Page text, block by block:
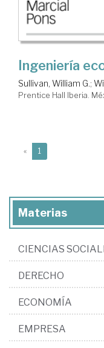
Ingeniería
Sullivan, William G.;
Prentice Hall Iberia.
« 1
Materias
CIENCIAS
DERECHO
ECONOMÍA
EMPRESA